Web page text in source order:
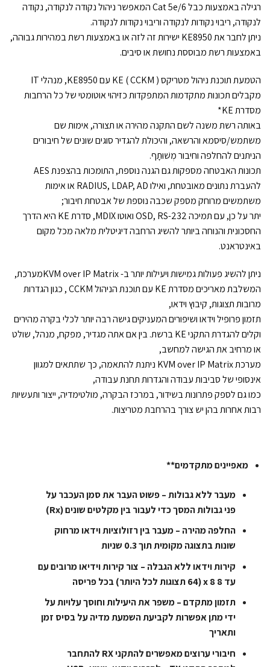
רגילה באמצעות כבל Cat 5e/6 המאפשר ניהול נקודה לנקודה, נקודה
לנקודה, ריבוי נקודות לנקודה וריבוי נקודות לנקודה.
ניתן לחבר את KE8950 ישירות זה לזה או באמצעות רשת במהירות גבוהה,
באמצעות רשת מבוססת נחושת או סיבים.
הטמעת תוכנת ניהול מטריקס KE ( CCKM ) עם KE8950, מנהלי IT
מקבלים תכונות מתקדמות המתפקדות כזיהוי אוטומטי של כל הרחבות
מסדרת KE*
באותה רשת משנה לשם התקנה מהירה או תצורה, אימות שם
משתמש/סיסמא והרשאה, והיכולת להגדיר סוגים שונים של חיבורים
הניתנים להחלפה וחיבור מְשׁוּתָף.
תכונות האבטחה מספקות גם הגנה נוספת, התומכות בהצפנת AES
להעברת נתונים מאובטחת, ואילו RADIUS, LDAP, AD או אימות
משתמשים מרוחק מספק שכבה נוספת של אבטחת חיבור;
יתר על כן, עם תמיכה OSD, RS-232 ואוטו MDIX, סדרת KE היא הדרך
החסכונית והנוחה ביותר להשיג הרחבה דיגיטלית מלאה מכל מקום
באינטראנט.
ניתן להשיג פעולות גמישות ויעילות יותר ב- KVM over IP Matrixמערכת,
המשלבת מאריכים מסדרת KE עם תוכנת הניהול CCKM , כגון הגדרות
מרובות תצוגות, קיבוץ וידאו,
תזמון פרופיל וידאו ושיפורים המעניקים גישה רבה יותר לכלי בקרה מהירים
וקלים להגדרת התקני KE ברשת. בין אם אתה מגדיר, מפקח, מנהל, שולט
או מרחיב את הגישה למחשב,
מערכת KVM over IP Matrix ניתנת להתאמה, כך שתתאים למגוון
אינסופי של סביבות עבודה והגדרות תחנת עבודה,
כמו גם לספק פתרונות בשידור, במרכז הבקרה, מולטימדיה, ייצור ותעשיות
רבות אחרות בהן יש צורך בהרחבת מטריצות.
מאפיינים מתקדמים**
מעבר ללא גבולות – פשוט העבר את סמן העכבר על
פני גבולות המסך כדי לעבור בין מקלטים שונים (Rx)
החלפה מהירה – מעבר בין רזולוציות וידאו מרחוק
שונות בתצוגה מקומית תוך 0.3 שניות
קירות וידאו ללא הגבלה – צור קירות וידיאו מרובים עם
עד 8 x 8 (64 תצוגות לכל היותר) בכל פריסה
תזמון מתקדם – משפר את היעילות וחוסך עלויות על
ידי מתן אפשרות לקביעת השמעת מדיה על בסיס זמן
ותאריך
חיבורי ערוצים מאפשרים להתקני RX להתחבר